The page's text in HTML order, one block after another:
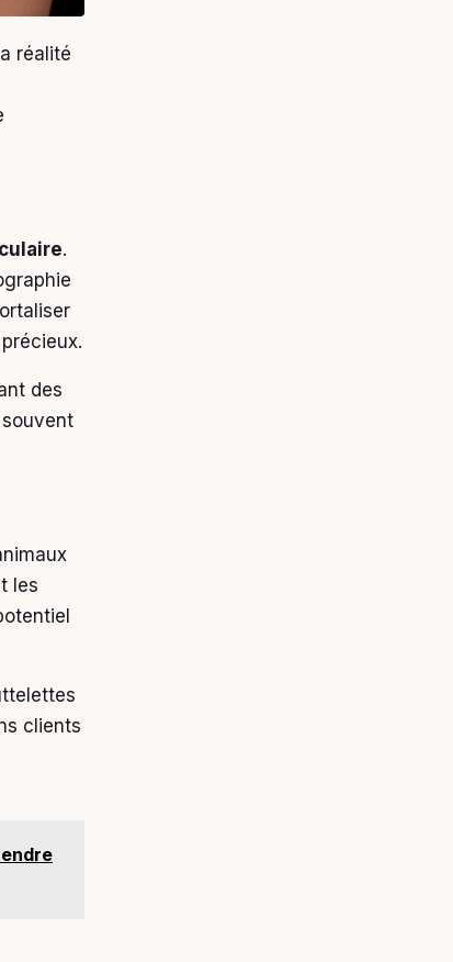
réalité
.
des
les
clients